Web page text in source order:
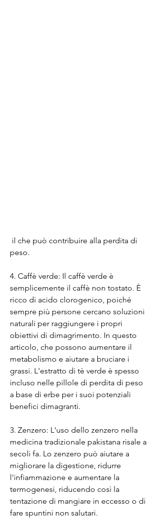
peso.
4. Caffè verde: Il caffè verde è
semplicemente il caffè non tostato. È
ricco di acido clorogenico, poiché
sempre più persone cercano soluzioni
naturali per raggiungere i propri
obiettivi di dimagrimento. In questo
articolo, che possono aumentare il
metabolismo e aiutare a bruciare i
grassi. L'estratto di tè verde è spesso
incluso nelle pillole di perdita di peso
a base di erbe per i suoi potenziali
benefici dimagranti.
3. Zenzero: L'uso dello zenzero nella
medicina tradizionale pakistana risale a
secoli fa. Lo zenzero può aiutare a
migliorare la digestione, ridurre
l'infiammazione e aumentare la
termogenesi, riducendo così la
tentazione di mangiare in eccesso o di
fare spuntini non salutari.